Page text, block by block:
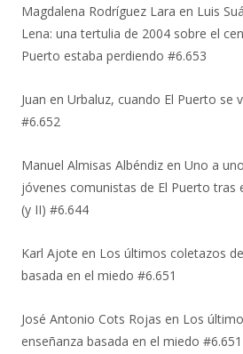
Magdalena Rodríguez Lara en Luis
Lena: una tertulia de 2004 sobre el
Puerto estaba perdiendo #6.653
Juan en Urbaluz, cuando El Puerto se
#6.652
Manuel Almisas Albéndiz en Uno a
jóvenes comunistas de El Puerto tras
(y II) #6.644
Karl Ajote en Los últimos coletazos
basada en el miedo #6.651
José Antonio Cots Rojas en Los
enseñanza basada en el miedo #6.651